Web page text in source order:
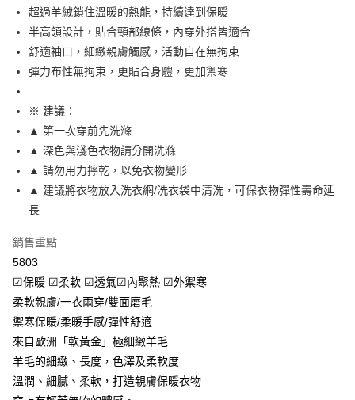
悠遊付
全盈+PAY
大哥付你分期
【大哥付你分期使用說明】
1.本服務由台灣大哥大提供，台灣大哥大用戶可立即使用無須另外申請。
2.付款方式選擇「大哥付你分期」，訂單成立後會自動跳轉到大哥付的交易
流程，驗證手機門號後，選擇欲分期的期數、繳款截止日，確認付款後即完
3.實際核准額度、可分期數及費用金額請依後續交易確認頁面所載為準。
4.訂單成立30分鐘內，如未前往確認交易或遇審核未通過，訂單將自動取
消。如遇「轉專審核」未通過狀況，表示未達大哥付你分期系統評分，恕無
法說明評估內容。
1.分期款項不併入電信帳單，「大哥付你分期」於每月結算日後寄送繳費提
醒簡訊。
2.透過簡訊連結打開帳單後，可選擇「超商條碼／台灣大直營門市／銀行轉
帳／街口支付／iPASS MONEY」等通路繳費。
【注意事項】
用戶於交易時，得透過本服務購買商品或服務，並由商店將買賣／分期付款
買賣價金債權讓與本公司後，依約使用本公司帳單繳交帳款。
2.基於同意付款使用「大哥付你分期」之契約關係目的，商店將以您的個人
資料（包含姓名、電話或地址）提供予台灣大哥大進項蒐集、處理及利用，
AFTEE先享後付
相關說明
【關於「AFTEE先享後付」】
AFTEE先享後付是「在收到商品之後才付款」的支付方式。 讓您購物簡單
１．簡單：不需註冊會員、不需綁卡、不需儲值。
２．便利：只要手機號碼，簡訊認證，即可結帳。
１．於結帳方式選擇「AFTEE先享後付」後，將跳轉至「AFTEE先享後付」
結帳頁面，進行簡訊認證並確認金額後，即可完成結帳。
２．訂單成立數日內，您將收到繳費通知簡訊。
３．收到繳費通知簡訊後14天內，點擊此簡訊中的連結，可透過四大超商／
ATM／網路銀行／等多元方式進行付款，方視為交易完成。
※ 請注意：結帳手續完成當下不需立刻繳費，但若您需要取消訂單，請聯絡
後付繳納相關費用。
※ 交易是否成功請以「AFTEE先享後付 」之結帳頁面顯示為準，若有關於
是否繳費成功／繳費後需取消欲退款等相關疑問，請聯繫「AFTEE先享後付
Hami Point
相關說明
會員帳號後，即可在購物車使用 Hami Point 折抵消費金額 (1點等於1元)。
ATM付款
貨到付款
運送方式
全家取貨付款
每筆NT$80，滿NT$499(含以上)免運費
付款後全家取貨
每筆NT$80，滿NT$499(含以上)免運費
超過羊絨鎖住溫暖的熱能，持續達到保暖
半高領設計，貼合頸部線條，內穿外搭皆適合
舒適袖口，細緻親膚觸感，活動自在無拘束
彈力布性無拘束，更貼合身體，更加禦寒
※ 建議：
▲ 第一次穿前先洗滌
▲ 深色與淺色衣物請分開洗滌
▲ 請勿用力擰乾，以免衣物變形
▲ 建議將衣物放入洗衣網/洗衣袋中清洗，可保衣物彈性壽命延
長
銷售重點
5803
☑保暖 ☑柔軟 ☑透氣☑內聚熱 ☑外禦寒
柔軟親膚/一衣兩穿/雙面磨毛
禦寒保暖/柔暖手感/彈性舒適
來自歐洲「軟黃金」極細緻羊毛
羊毛的細緻、長度，色澤及柔軟度
溫潤、細膩、柔軟，打造親膚保暖衣物